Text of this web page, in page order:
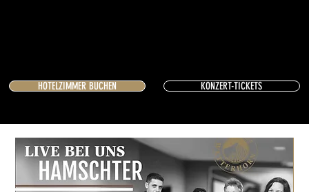
KONZERT-TICKETS
HOTELZIMMER BUCHEN